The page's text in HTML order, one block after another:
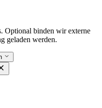
Optional binden wir externe
geladen werden.